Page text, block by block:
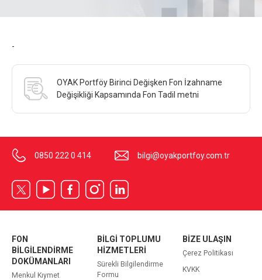
-
OYAK Portföy Birinci Değişken Fon İzahname
Değişikliği Kapsamında Fon Tadil metni
0850 222 0 414 bilgi@oyakportfoy.com.tr
FON
BİLGİLENDİRME
DOKÜMANLARI
Menkul Kıymet
BİLGİ TOPLUMU
HİZMETLERİ
Sürekli Bilgilendirme
Formu
BİZE ULAŞIN
Çerez Politikası
KVKK